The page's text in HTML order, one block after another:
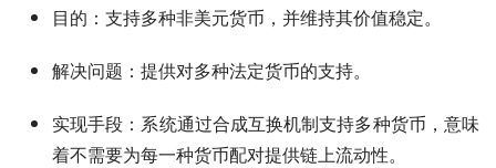
目的：支持多种非美元货币，并维持其价值稳定。
解决问题：提供对多种法定货币的支持。
实现手段：系统通过合成互换机制支持多种货币，意味
着不需要为每一种货币配对提供链上流动性。